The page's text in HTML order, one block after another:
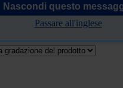
Nascondi questo
Passare all'inglese